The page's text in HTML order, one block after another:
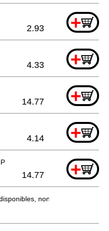
+
2.93
+
4.33
+
14.77
+
4.14
+
14.77
non commandable